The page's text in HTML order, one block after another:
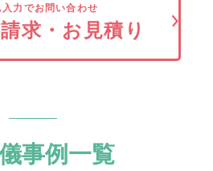
力でお問い合わせ
求・お見積り
事例一覧